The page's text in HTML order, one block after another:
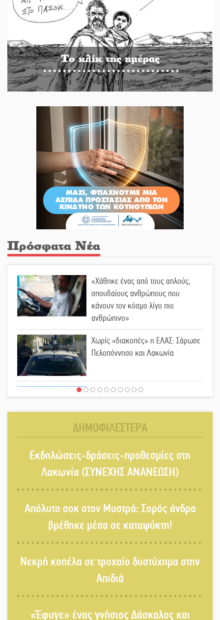
Το κλίκ της ημέρας
Του Ανδρέα Πετρουλάκη
Πρόσφατα Νέα
«Χάθηκε ένας από τους απλούς,
σπουδαίους ανθρώπους που
κάνουν τον κόσμο λίγο πιο
ανθρώπινο»
Χωρίς «διακοπές» η ΕΛΑΣ: Σάρωσε
Πελοπόννησο και Λακωνία
«Έφυγε» ένας γνήσιος Δάσκαλος
Δ. Σπάρτης;
Αντάμωμα με μουσική, χορό και
παράδοση
ανοιχτά του Γυθείου
Αποστολή εξετελέσθη στην Ταϊβάν:
Στη βάση τους τα παγκόσμια
ΔΗΜΟΦΙΛΕΣΤΕΡΑ
Εκδηλώσεις-δράσεις-προθεσμίες στη
Λακωνία (ΣΥΝΕΧΗΣ ΑΝΑΝΕΩΣΗ)
Απόλυτο σοκ στον Μυστρά: Σορός άνδρα
βρέθηκε μέσα σε καταψύκτη!
Νεκρή κοπέλα σε τροχαίο δυστύχημα στην
Απιδιά
«Έφυγε» ένας γνήσιος Δάσκαλος και